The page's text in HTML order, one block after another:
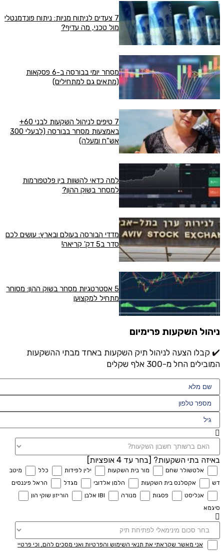
7 צעדים לניתוח מניות: ניתוח פונדמנטלי
מול טכני, מה עדיף?
מסחר יומי בבורסה ב-6 פסקאות
(מתאים גם למתחילים)
7 טיפים לניהול השקעות לבני 60+
באמצעות מסחר בבורסה (לבעלי 300
אש"ח ומעלה)
למה כדאי להשוות בין פלטפורמות
למסחר בשוק ההון?
מדדי הבורסה בעולם ובארץ: עושים לכם
סדר ב5 דק' קריאה!
5 אסטרטגיות מסחר בשוק ההון: מסוחר
מתחיל למקצוען
ניהול השקעות פרימיום
✔️ קבלו הצעה לניהול תיק השקעות באחד מבתי ההשקעות
המובילים החל מ-300 אלף שקלים
באיזה בתי השקעות? [בחר עד 4 אופציות]
אלטשולר שחם מור בית השקעות ילין לפידות כלל
מיטב
דש
אקסלנס בית השקעות הלמן אלדובי מגדל
הראל פיננסים
אנליסט
פסגות מנורה IBI אלבן
הוריזון שוקי הון
סיגמא
אני מאשר שקראתי את תנאי השימוש והפרטיות ואני מסכים להם, וכי פרטיי